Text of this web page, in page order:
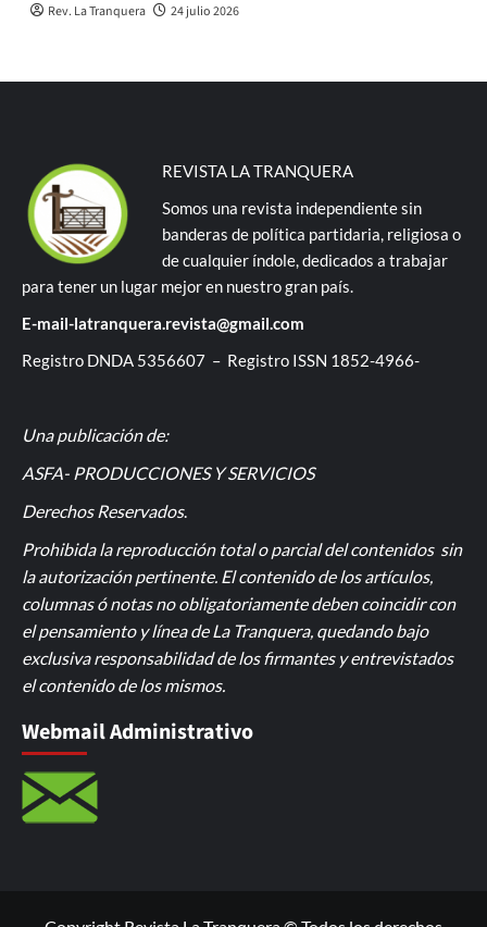
Rev. La Tranquera 24 julio 2026
REVISTA LA TRANQUERA
Somos una revista independiente sin
banderas de política partidaria, religiosa o
de cualquier índole, dedicados a trabajar
para tener un lugar mejor en nuestro gran país.
E-mail-latranquera.revista@gmail.com
Registro DNDA 5356607 – Registro ISSN 1852-4966-
Una publicación de:
ASFA- PRODUCCIONES Y SERVICIOS
Derechos Reservados.
Prohibida la reproducción total o parcial del contenidos sin
la autorización pertinente. El contenido de los artículos,
columnas ó notas no obligatoriamente deben coincidir con
el pensamiento y línea de La Tranquera, quedando bajo
exclusiva responsabilidad de los firmantes y entrevistados
el contenido de los mismos.
Webmail Administrativo